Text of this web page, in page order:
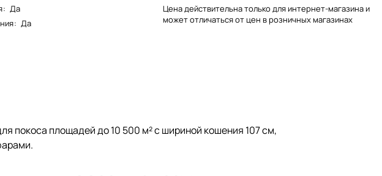
: Да
: Да
Цена действительна только для интернет-магазина и
может отличаться от цен в розничных магазинах
покоса площадей до 10 500 м² с шириной кошения 107 см,